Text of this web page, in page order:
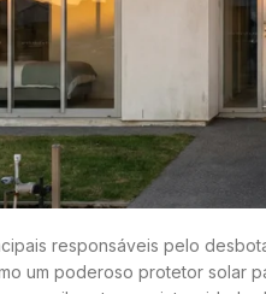
responsáveis pelo
um poderoso protetor solar